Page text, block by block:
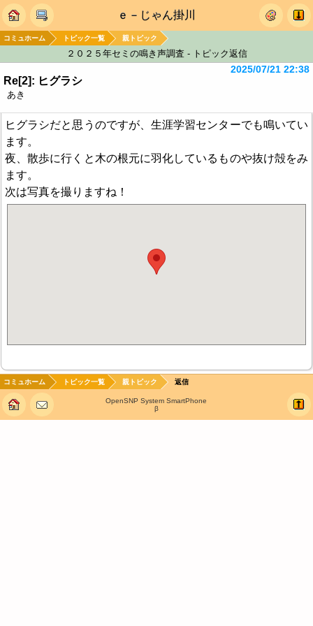
ｅ－じゃん掛川
コミュホーム トピック一覧 親トピック
２０２５年セミの鳴き声調査 - トピック返信
Re[2]: ヒグラシ
あき
2025/07/21 22:38
ヒグラシだと思うのですが、生涯学習センターでも鳴いてい
ます。
夜、散歩に行くと木の根元に羽化しているものや抜け殻をみ
ます。
次は写真を撮りますね！
コミュホーム トピック一覧 親トピック 返信
OpenSNP System SmartPhone
β